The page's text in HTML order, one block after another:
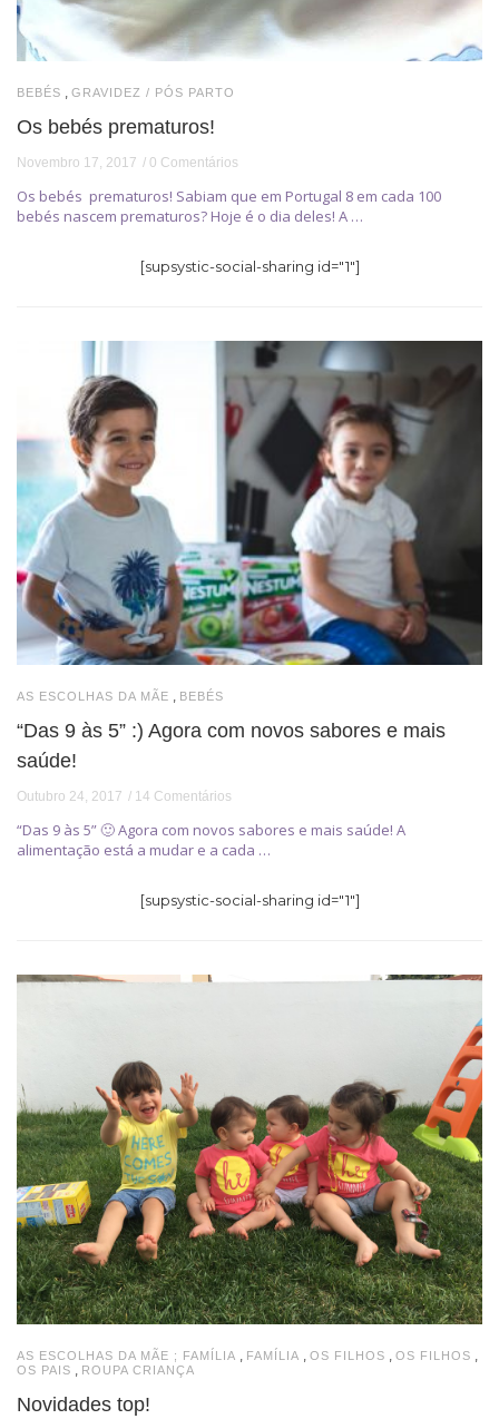
BEBÉS GRAVIDEZ / PÓS PARTO
Os bebés prematuros!
Novembro 17, 2017 0 Comentários
Os bebés prematuros! Sabiam que em Portugal 8 em cada 100
bebés nascem prematuros? Hoje é o dia deles! A …
[supsystic-social-sharing id="1"]
AS ESCOLHAS DA MÃE , BEBÉS
“Das 9 às 5” :) Agora com novos sabores e mais
saúde!
Outubro 24, 2017 14 Comentários
“Das 9 às 5” 🙂 Agora com novos sabores e mais saúde! A
alimentação está a mudar e a cada …
[supsystic-social-sharing id="1"]
AS ESCOLHAS DA MÃE ; FAMÍLIA FAMÍLIA OS FILHOS OS FILHOS
OS PAIS ROUPA CRIANÇA
Novidades top!